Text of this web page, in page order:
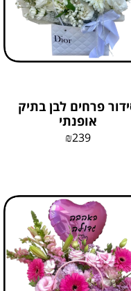
פרחים לבן בתיק
אופנתי
₪239